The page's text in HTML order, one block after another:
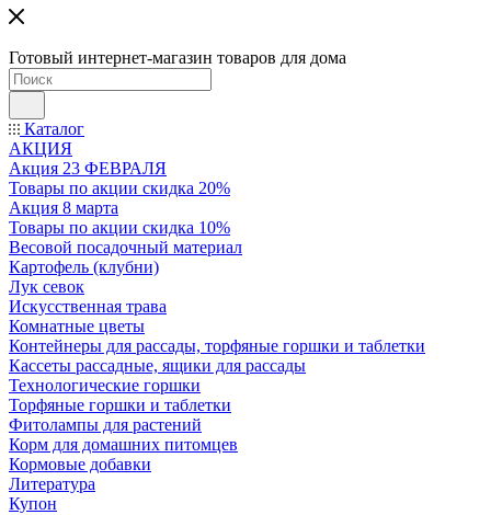
Готовый интернет-магазин товаров для дома
Каталог
АКЦИЯ
Акция 23 ФЕВРАЛЯ
Товары по акции скидка 20%
Акция 8 марта
Товары по акции скидка 10%
Весовой посадочный материал
Картофель (клубни)
Лук севок
Искусственная трава
Комнатные цветы
Контейнеры для рассады, торфяные горшки и таблетки
Кассеты рассадные, ящики для рассады
Технологические горшки
Торфяные горшки и таблетки
Фитолампы для растений
Корм для домашних питомцев
Кормовые добавки
Литература
Купон